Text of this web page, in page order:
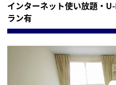
インターネット使い放題・
ラン有